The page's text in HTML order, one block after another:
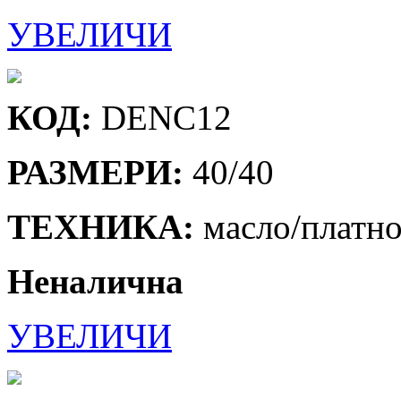
УВЕЛИЧИ
КОД: DENC12
РАЗМЕРИ: 40/40
ТЕХНИКА: масло/
Неналична
УВЕЛИЧИ